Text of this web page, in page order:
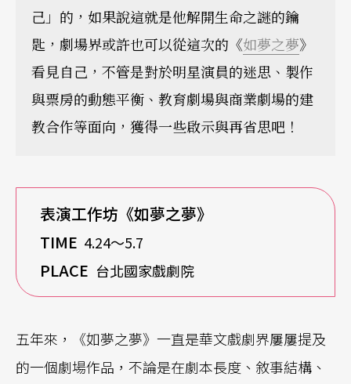
己」的，如果說這就是他解開生命之謎的鑰
匙，劇場界或許也可以從這次的《如夢之夢》
看見自己，不管是對於明星演員的迷思、製作
與票房的動態平衡、教育劇場與商業劇場的建
教合作等面向，獲得一些啟示與再省思吧！
表演工作坊《如夢之夢》
TIME 4.24〜5.7
PLACE 台北國家戲劇院
五年來，《如夢之夢》一直是華文戲劇界屢屢提及
的一個劇場作品，不論是在劇本長度、敘事結構、